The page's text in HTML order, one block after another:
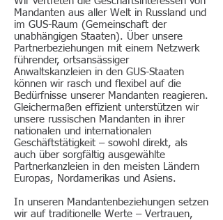
Mandanten aus aller Welt in Russland und
im GUS-Raum (Gemeinschaft der
unabhängigen Staaten). Über unsere
Partnerbeziehungen mit einem Netzwerk
führender, ortsansässiger
Anwaltskanzleien in den GUS-Staaten
können wir rasch und flexibel auf die
Bedürfnisse unserer Mandanten reagieren.
Gleichermaßen effizient unterstützen wir
unsere russischen Mandanten in ihrer
nationalen und internationalen
Geschäftstätigkeit – sowohl direkt, als
auch über sorgfältig ausgewählte
Partnerkanzleien in den meisten Ländern
Europas, Nordamerikas und Asiens.
In unseren Mandantenbeziehungen setzen
wir auf traditionelle Werte – Vertrauen,